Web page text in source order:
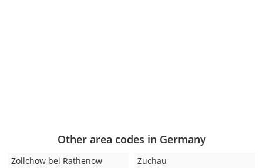
Other area codes in Germany
Zollchow bei Rathenow Zuchau